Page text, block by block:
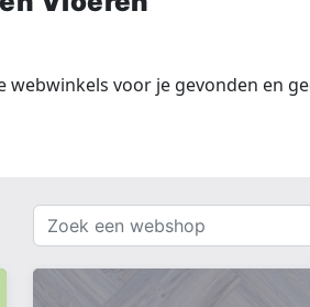
webwinkels voor je gevonden en
Zoek
een
webshop